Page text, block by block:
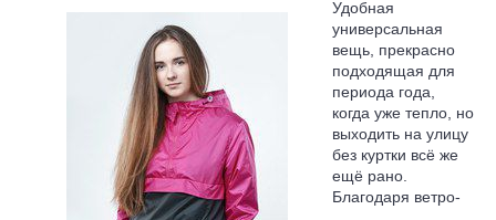
Удобная
универсальная
вещь, прекрасно
подходящая для
периода года,
когда уже тепло, но
выходить на улицу
без куртки всё же
ещё рано.
Благодаря ветро-